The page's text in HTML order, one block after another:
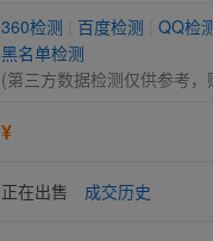
360检测 百度检测
QQ检
黑名单检测
(第三方数据检测仅供参考
¥
正在出售 成交历史